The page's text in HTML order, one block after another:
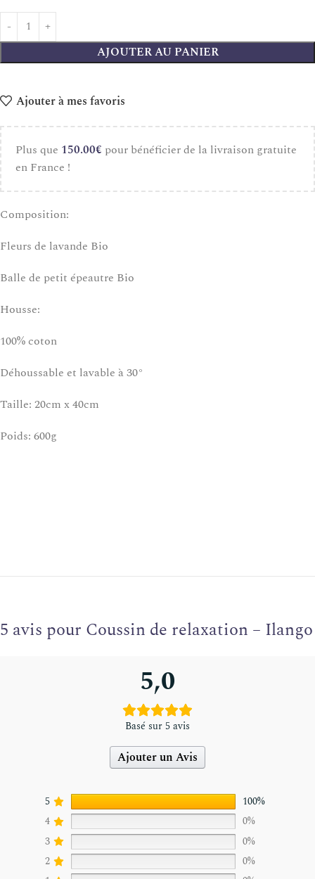
AJOUTER AU PANIER
Ajouter à mes favoris
Plus que 150.00€ pour bénéficier de la livraison gratuite
en France !
Composition:
Fleurs de lavande Bio
Balle de petit épeautre Bio
Housse:
100% coton
Déhoussable et lavable à 30°
Taille: 20cm x 40cm
Poids: 600g
5 avis pour Coussin de relaxation – Ilango
5,0
Basé sur 5 avis
Ajouter un Avis
5
100%
4
0%
3
0%
2
0%